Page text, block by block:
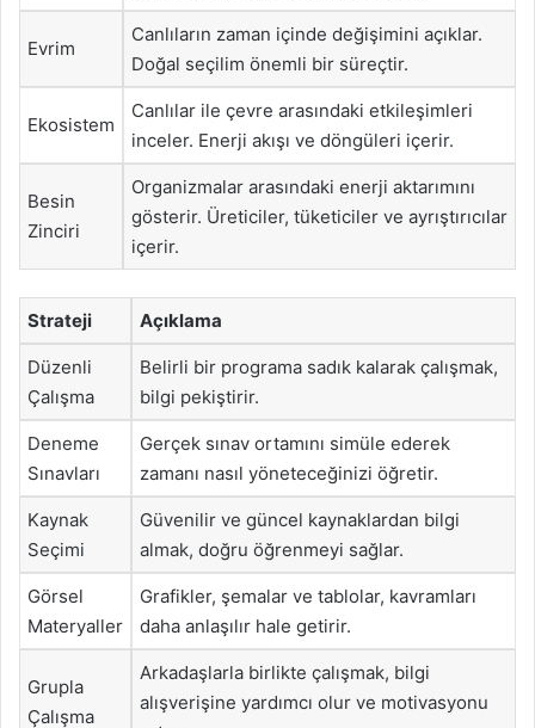
Evrim
Canlıların zaman içinde değişimini açıklar.
Doğal seçilim önemli bir süreçtir.
Ekosistem
Canlılar ile çevre arasındaki etkileşimleri
inceler. Enerji akışı ve döngüleri içerir.
Besin
Zinciri
Organizmalar arasındaki enerji aktarımını
gösterir. Üreticiler, tüketiciler ve ayrıştırıcılar
içerir.
Strateji Açıklama
Düzenli
Çalışma
Belirli bir programa sadık kalarak çalışmak,
bilgi pekiştirir.
Deneme
Sınavları
Gerçek sınav ortamını simüle ederek
zamanı nasıl yöneteceğinizi öğretir.
Kaynak
Seçimi
Güvenilir ve güncel kaynaklardan bilgi
almak, doğru öğrenmeyi sağlar.
Görsel
Materyaller
Grafikler, şemalar ve tablolar, kavramları
daha anlaşılır hale getirir.
Grupla
Çalışma
Arkadaşlarla birlikte çalışmak, bilgi
alışverişine yardımcı olur ve motivasyonu